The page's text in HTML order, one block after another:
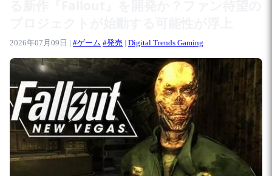
2026年07月09日 | #ゲーム #発売 | Digital Trends Gaming